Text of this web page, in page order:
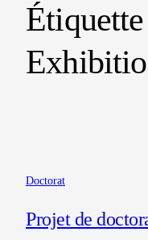
Doctorat
Projet de